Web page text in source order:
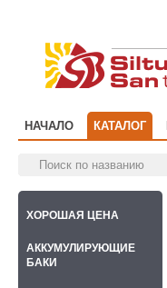
НАЧАЛО КАТАЛОГ
ХОРОШАЯ ЦЕНА
АККУМУЛИРУЮЩИЕ
БАКИ